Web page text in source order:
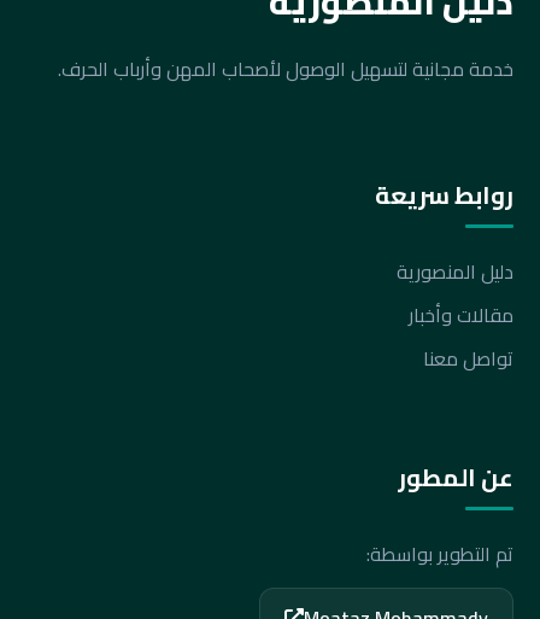
خدمة مجانية لتسهيل الوصول لأصحاب المهن وأرباب الحرف.
روابط سريعة
دليل المنصورية
مقالات وأخبار
تواصل معنا
عن المطور
تم التطوير بواسطة: